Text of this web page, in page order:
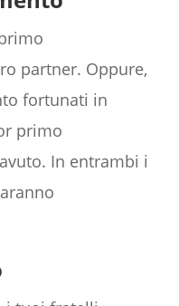
partner. Oppure,
fortunati in
primo
In entrambi i